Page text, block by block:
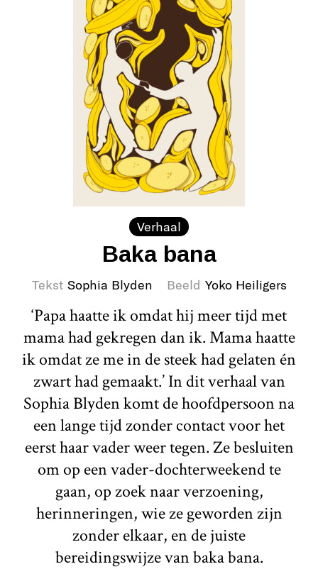
Verhaal
Baka bana
Tekst Sophia Blyden Beeld Yoko Heiligers
‘Papa haatte ik omdat hij meer tijd met
mama had gekregen dan ik. Mama haatte
ik omdat ze me in de steek had gelaten én
zwart had gemaakt.’ In dit verhaal van
Sophia Blyden komt de hoofdpersoon na
een lange tijd zonder contact voor het
eerst haar vader weer tegen. Ze besluiten
om op een vader-dochterweekend te
gaan, op zoek naar verzoening,
herinneringen, wie ze geworden zijn
zonder elkaar, en de juiste
bereidingswijze van baka bana.